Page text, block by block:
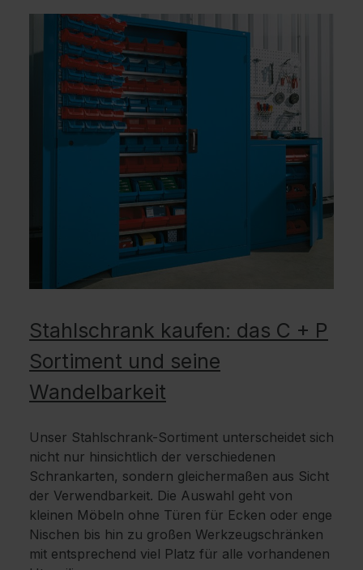
Stahlschrank kaufen: das C + P
Sortiment und seine
Wandelbarkeit
Unser Stahlschrank-Sortiment unterscheidet sich
nicht nur hinsichtlich der verschiedenen
Schrankarten, sondern gleichermaßen aus Sicht
der Verwendbarkeit. Die Auswahl geht von
kleinen Möbeln ohne Türen für Ecken oder enge
Nischen bis hin zu großen Werkzeugschränken
mit entsprechend viel Platz für alle vorhandenen